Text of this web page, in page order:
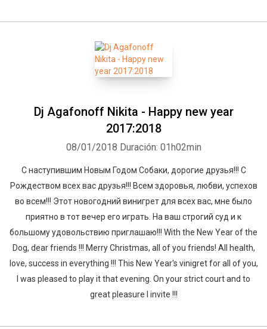
Dj Agafonoff Nikita - Happy new year
2017:2018
08/01/2018 Duración: 01h02min
С наступившим Новым Годом Собаки, дорогие друзья!!! С
Рождеством всех вас друзья!!! Всем здоровья, любви, успехов
во всем!!! Этот новогодний винигрет для всех вас, мне было
приятно в тот вечер его играть. На ваш строгий суд и к
большому удовольствию приглашаю!!! With the New Year of the
Dog, dear friends !!! Merry Christmas, all of you friends! All health,
love, success in everything !!! This New Year's vinigret for all of you,
I was pleased to play it that evening. On your strict court and to
great pleasure I invite !!!